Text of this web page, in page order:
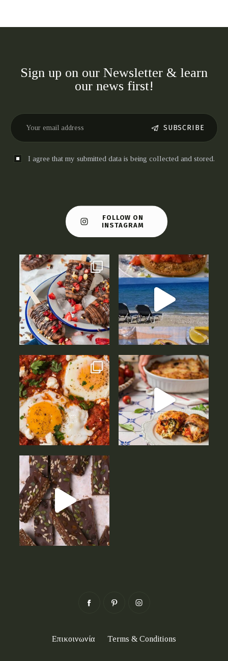
Sign up on our Newsletter & learn
our news first!
SUBSCRIBE
I agree that my submitted data is being collected and stored.
FOLLOW ON
INSTAGRAM
Επικοινωνία Terms & Conditions